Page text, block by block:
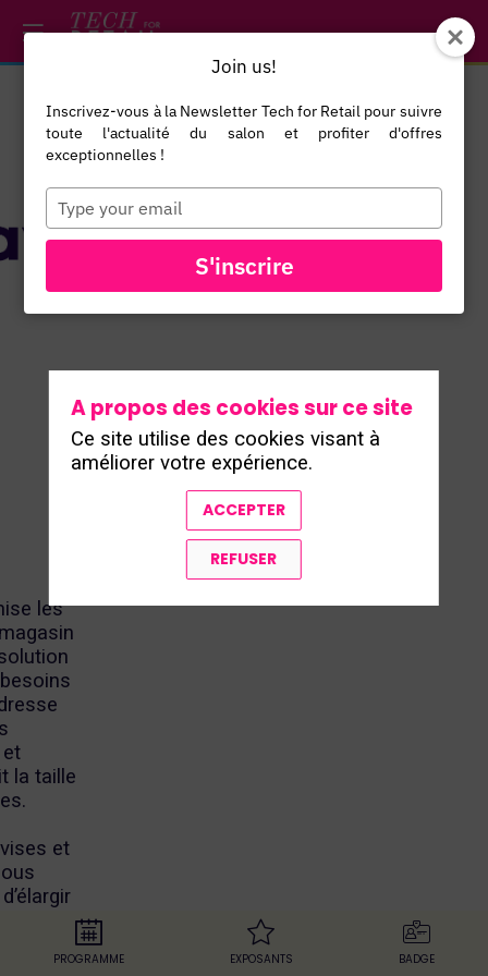
TOUS LES
les
la taille
et
PROGRAMME EXPOSANTS BADGE
A propos des cookies sur ce site
Ce site utilise des cookies visant à
améliorer votre expérience.
ACCEPTER
REFUSER
*/
Join us!
Inscrivez-vous à la Newsletter Tech for Retail pour suivre
toute l'actualité du salon et profiter d'offres
exceptionnelles !
Type
your
email
S'inscrire